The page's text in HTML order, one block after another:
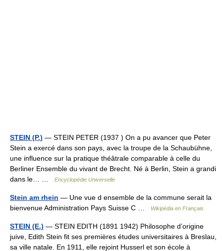
STEIN (P.) — STEIN PETER (1937 ) On a pu avancer que Peter
Stein a exercé dans son pays, avec la troupe de la Schaubühne,
une influence sur la pratique théâtrale comparable à celle du
Berliner Ensemble du vivant de Brecht. Né à Berlin, Stein a grandi
dans le… …
Encyclopédie Universelle
Stein am rhein — Une vue d ensemble de la commune serait la
bienvenue Administration Pays Suisse C …
Wikipédia en Français
STEIN (E.) — STEIN EDITH (1891 1942) Philosophe d’origine
juive, Edith Stein fit ses premières études universitaires à Breslau,
sa ville natale. En 1911, elle rejoint Husserl et son école à